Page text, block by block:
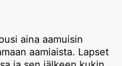
aina aamuisin
aamiaista. Lapset